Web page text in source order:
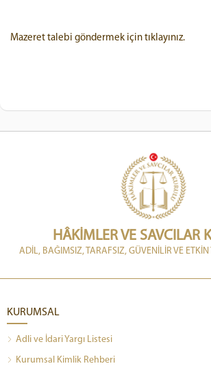
Mazeret talebi göndermek için tıklayınız.
HÂKİMLER VE SAVCILAR
ADİL, BAĞIMSIZ, TARAFSIZ, GÜVENİLİR VE ETKİN
KURUMSAL
Adli ve İdari Yargı Listesi
Kurumsal Kimlik Rehberi